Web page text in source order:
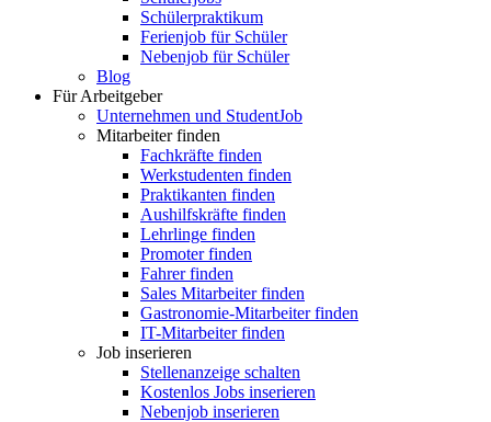
Schülerpraktikum
Ferienjob für Schüler
Nebenjob für Schüler
Blog
Für Arbeitgeber
Unternehmen und StudentJob
Mitarbeiter finden
Fachkräfte finden
Werkstudenten finden
Praktikanten finden
Aushilfskräfte finden
Lehrlinge finden
Promoter finden
Fahrer finden
Sales Mitarbeiter finden
Gastronomie-Mitarbeiter finden
IT-Mitarbeiter finden
Job inserieren
Stellenanzeige schalten
Kostenlos Jobs inserieren
Nebenjob inserieren